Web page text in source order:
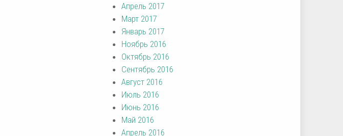
Апрель 2017
Март 2017
Январь 2017
Ноябрь 2016
Октябрь 2016
Сентябрь 2016
Август 2016
Июль 2016
Июнь 2016
Май 2016
Апрель 2016